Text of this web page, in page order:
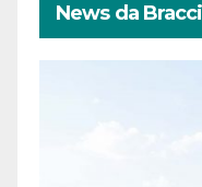
News da